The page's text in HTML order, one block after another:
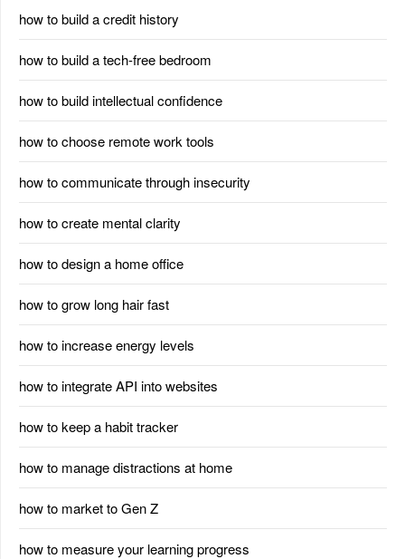
how to build a credit history
how to build a tech-free bedroom
how to build intellectual confidence
how to choose remote work tools
how to communicate through insecurity
how to create mental clarity
how to design a home office
how to grow long hair fast
how to increase energy levels
how to integrate API into websites
how to keep a habit tracker
how to manage distractions at home
how to market to Gen Z
how to measure your learning progress